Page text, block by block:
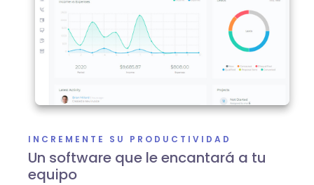
INCREMENTE SU PRODUCTIVIDAD
Un software que le encantará a tu
equipo